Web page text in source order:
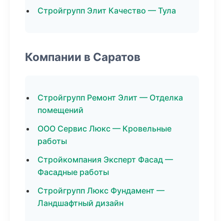
Стройгрупп Элит Качество — Тула
Компании в Саратов
Стройгрупп Ремонт Элит — Отделка
помещений
ООО Сервис Люкс — Кровельные
работы
Стройкомпания Эксперт Фасад —
Фасадные работы
Стройгрупп Люкс Фундамент —
Ландшафтный дизайн